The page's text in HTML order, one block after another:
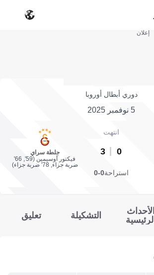
إعلان
دوري أبطال أوروبا
5 نوفمبر 2025
انتهت
0
3
جلطة سراي
فيكتور أوسيمين (59', 66'
ضربة جزاء, 78' ضربة جزاء)
استراحة0-0
الأحداث
الرئيسية
التشكيلة تعليق